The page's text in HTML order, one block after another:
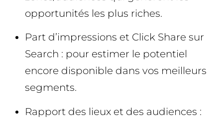
opportunités les plus riches.
Part d’impressions et Click Share sur
Search : pour estimer le potentiel
encore disponible dans vos meilleurs
segments.
Rapport des lieux et des audiences :